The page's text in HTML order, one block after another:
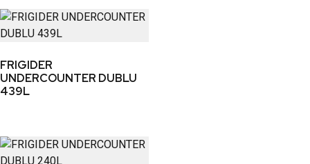
FRIGIDER
UNDERCOUNTER DUBLU
439L